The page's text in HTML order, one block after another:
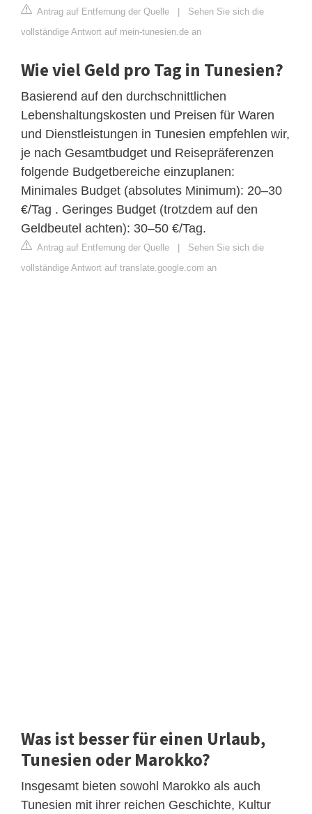
Antrag auf Entfernung der Quelle | Sehen Sie sich die
vollständige Antwort auf mein-tunesien.de an
Wie viel Geld pro Tag in Tunesien?
Basierend auf den durchschnittlichen
Lebenshaltungskosten und Preisen für Waren
und Dienstleistungen in Tunesien empfehlen wir,
je nach Gesamtbudget und Reisepräferenzen
folgende Budgetbereiche einzuplanen:
Minimales Budget (absolutes Minimum): 20–30
€/Tag . Geringes Budget (trotzdem auf den
Geldbeutel achten): 30–50 €/Tag.
Antrag auf Entfernung der Quelle | Sehen Sie sich die
vollständige Antwort auf translate.google.com an
Was ist besser für einen Urlaub,
Tunesien oder Marokko?
Insgesamt bieten sowohl Marokko als auch
Tunesien mit ihrer reichen Geschichte, Kultur